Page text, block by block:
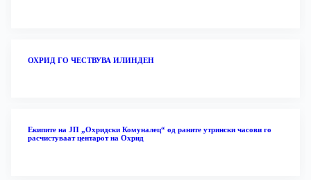
ОХРИД ГО ЧЕСТВУВА ИЛИНДЕН
Екипите на ЈП „Охридски Комуналец“ од раните утрински часови го
расчистуваат центарот на Охрид